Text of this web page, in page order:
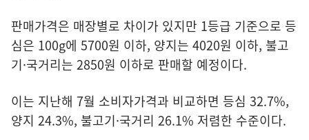
판매가격은 매장별로 차이가 있지만 1등급 기준으로 등
심은 100g에 5700원 이하, 양지는 4020원 이하, 불고
기·국거리는 2850원 이하로 판매할 예정이다.
이는 지난해 7월 소비자가격과 비교하면 등심 32.7%,
양지 24.3%, 불고기·국거리 26.1% 저렴한 수준이다.